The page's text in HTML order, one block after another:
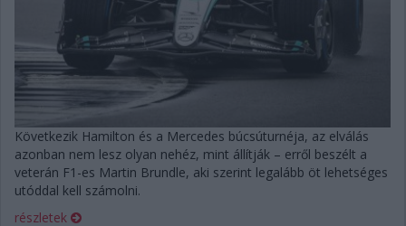
Következik Hamilton és a Mercedes búcsúturnéja, az elválás
azonban nem lesz olyan nehéz, mint állítják – erről beszélt a
veterán F1-es Martin Brundle, aki szerint legalább öt lehetséges
utóddal kell számolni.
részletek